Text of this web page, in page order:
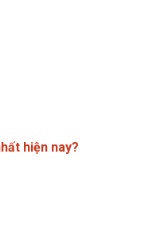
hiện nay?